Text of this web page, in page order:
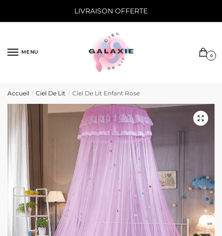
LIVRAISON OFFERTE
MENU
0
Accueil / Ciel De Lit / Ciel De Lit Enfant Rose